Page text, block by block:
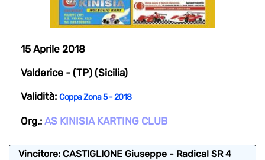
15 Aprile 2018
Valderice - (TP) (Sicilia)
Validità: Coppa Zona 5 - 2018
Org.: AS KINISIA KARTING CLUB
Vincitore: CASTIGLIONE Giuseppe - Radical SR 4